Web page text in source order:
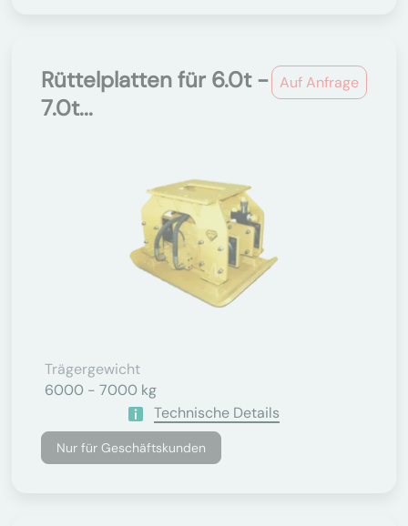
Auf Anfrage
Rüttelplatten für 6.0t -
7.0t...
Trägergewicht
6000 - 7000 kg
Technische Details
Nur für Geschäftskunden